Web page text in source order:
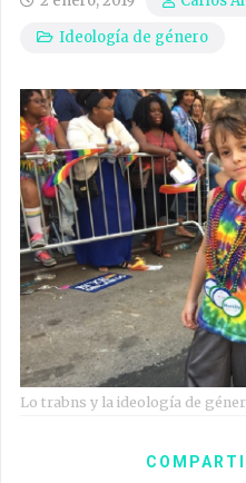
Ideología de género
Lo trabns y la ideología de